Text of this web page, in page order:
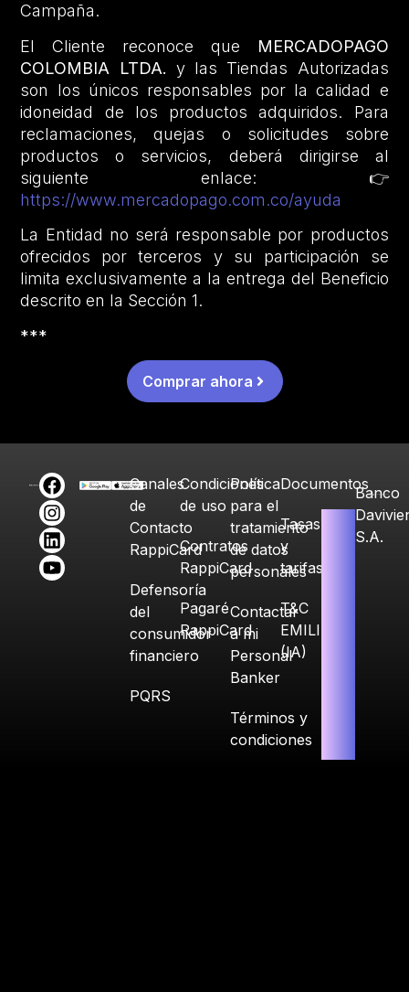
Campaña.
El Cliente reconoce que
MERCADOPAGO
COLOMBIA LTDA. y las Tiendas Autorizadas
son los únicos responsables por la calidad e
idoneidad de los productos adquiridos. Para
reclamaciones, quejas o solicitudes sobre
productos o servicios, deberá dirigirse al
siguiente enlace: 👉
https://www.mercadopago.com.co/ayuda
La Entidad no será responsable por productos
ofrecidos por terceros y su participación se
limita exclusivamente a la entrega del Beneficio
descrito en la Sección 1.
***
Comprar ahora
Canales
de
Contacto
RappiCard
Defensoría
del
consumidor
financiero
PQRS
Condiciones
de uso
Contratos
RappiCard
Pagaré
RappiCard
Política
para el
tratamiento
de datos
personales
Contactar
a mi
Personal
Banker
Términos y
condiciones
Documentos
Tasas
y
tarifas
T&C
EMILIA
(IA)
Banco
S.A.